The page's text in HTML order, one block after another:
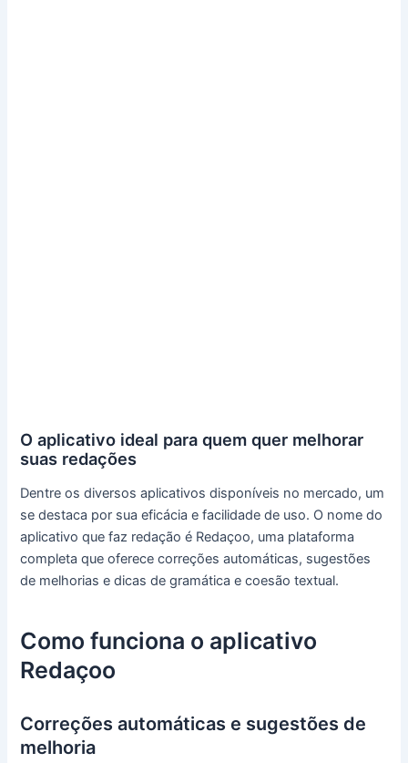
O aplicativo ideal para quem quer melhorar
suas redações
Dentre os diversos aplicativos disponíveis no mercado, um
se destaca por sua eficácia e facilidade de uso. O nome do
aplicativo que faz redação é Redaçoo, uma plataforma
completa que oferece correções automáticas, sugestões
de melhorias e dicas de gramática e coesão textual.
Como funciona o aplicativo
Redaçoo
Correções automáticas e sugestões de
melhoria